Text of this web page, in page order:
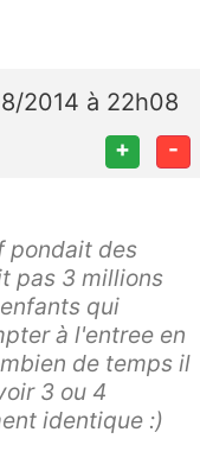
2014 à 22h08
+ -
pondait des
pas 3 millions
qui
à l'entree en
de temps il
3 ou 4
identique :)